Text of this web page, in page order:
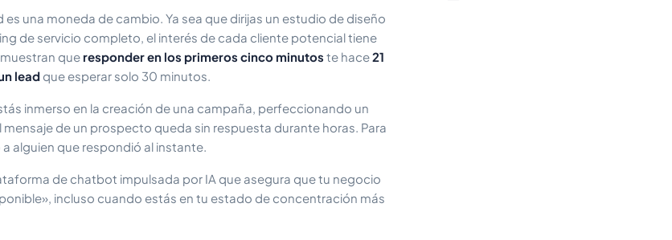
es una moneda de cambio. Ya sea que dirijas un estudio de diseño
de servicio completo, el interés de cada cliente potencial tiene
que responder en los primeros cinco minutos te hace21
leadque esperar solo 30 minutos.
inmerso en la creación de una campaña, perfeccionando un
de un prospecto queda sin respuesta durante horas. Para
alguien que respondió al instante.
de chatbot impulsada por IA que asegura que tu negocio
incluso cuando estás en tu estado de concentración más